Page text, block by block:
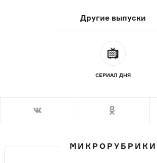
Другие выпуски
СЕРИАЛ ДНЯ
МИКРОРУБРИКИ